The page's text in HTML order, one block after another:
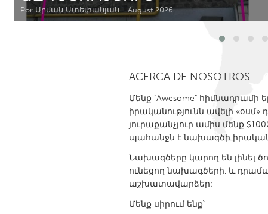
Amherstburg
Kingston
Ottawa
South
Kuala Lumpur
NETHERLANDS
Leiden
QATAR
Qatar
Por Արման Ստեփանյան August 2026
ACERCA DE NOSOTROS
Մենք "Awesome"
իրականությունն ավելի
յուրաքանչյուր ամիս մենք
պահանջն է նախագծի
Նախագծերը կարող են լինել
ունեցող նախագծերի, և
աշխատավարձեր:
Մենք սիրում ենք՝